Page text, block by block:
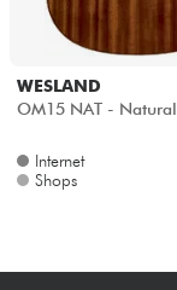
WESLAND
OM15 NAT - Natural
Internet
Shops